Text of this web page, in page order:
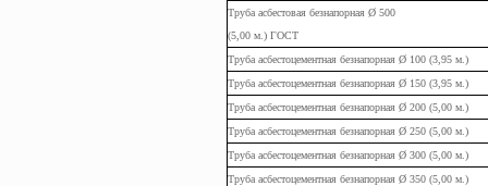
Труба асбестовая безнапорная Ø 500
(5,00 м. ) ГОСТ
Труба асбестоцементная безнапорная Ø 100 (3,95 м. )
Труба асбестоцементная безнапорная Ø 150 (3,95 м. )
Труба асбестоцементная безнапорная Ø 200 (5,00 м. )
Труба асбестоцементная безнапорная Ø 250 (5,00 м. )
Труба асбестоцементная безнапорная Ø 300 (5,00 м. )
Труба асбестоцементная безнапорная Ø 350 (5,00 м. )